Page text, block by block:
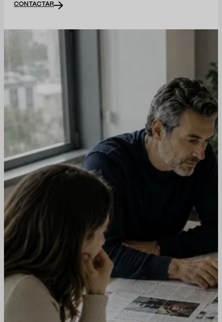
CONTACTAR